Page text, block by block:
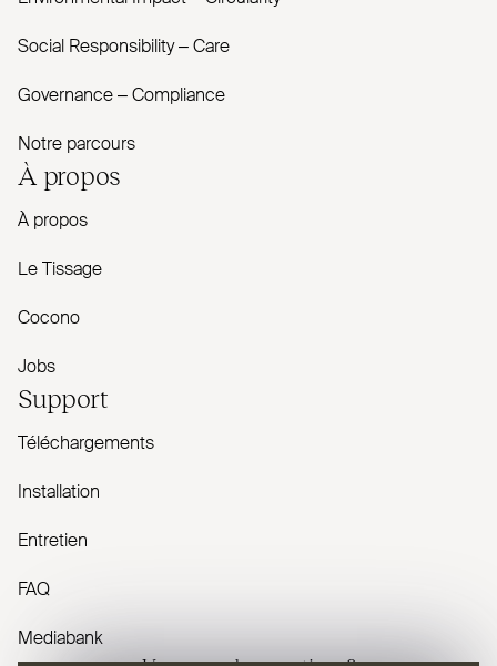
Social Responsibility – Care
Governance – Com­pliance
Notre parcours
À propos
À propos
Le Tissage
Cocono
Jobs
Support
Téléchargements
Installation
Entretien
FAQ
Mediabank